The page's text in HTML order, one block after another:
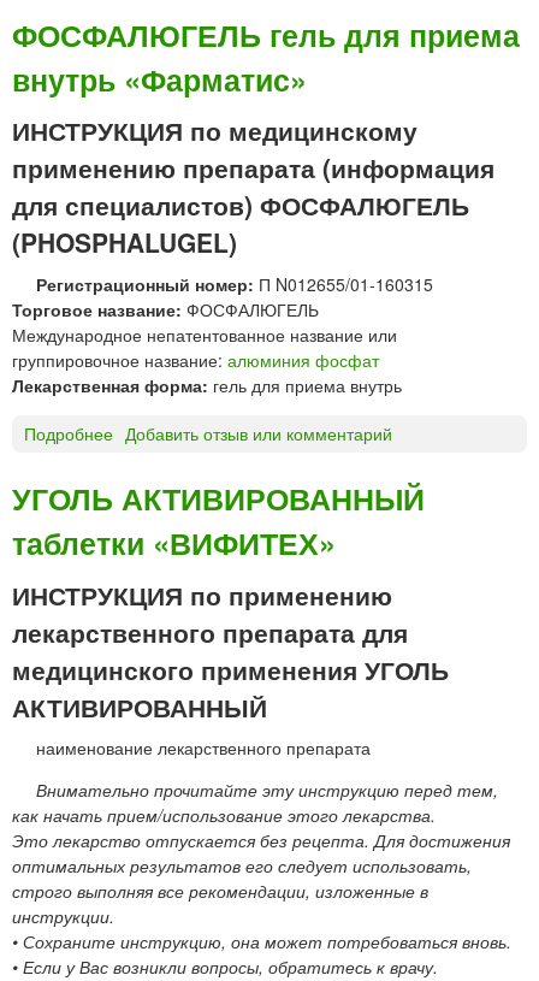
и
л
п
и
е
м
а
в
н
у
т
р
п
м
и
з
а
н
®
э
с
т
р
а
г
ы
ФОСФАЛЮГЕЛЬ гель для приема
внутрь «Фарматис»
ИНСТРУКЦИЯ по медицинскому
применению препарата (информация
для специалистов) ФОСФАЛЮГЕЛЬ
(PHOSPHALUGEL)
Регистрационный номер: П N012655/01-160315
Торговое название: ФОСФАЛЮГЕЛЬ
Международное непатентованное название или
группировочное название: алюминия фосфат
Лекарственная форма: гель для приема внутрь
Подробнее
С
Ф
А
Л
Ю
Г
Е
Л
Ь
е
л
ь
д
л
я
р
и
Добавить отзыв или комментарий
УГОЛЬ АКТИВИРОВАННЫЙ
таблетки «ВИФИТЕХ»
ИНСТРУКЦИЯ по применению
лекарственного препарата для
медицинского применения УГОЛЬ
АКТИВИРОВАННЫЙ
наименование лекарственного препарата
Внимательно прочитайте эту инструкцию перед тем,
как начать прием/использование этого лекарства.
Это лекарство отпускается без рецепта. Для достижения
оптимальных результатов его следует использовать,
строго выполняя все рекомендации, изложенные в
инструкции.
• Сохраните инструкцию, она может потребоваться вновь.
• Если у Вас возникли вопросы, обратитесь к врачу.